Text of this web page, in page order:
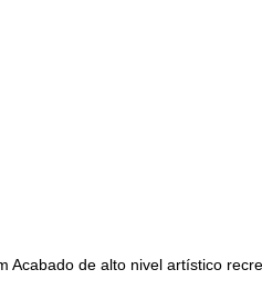
de alto nivel artístico